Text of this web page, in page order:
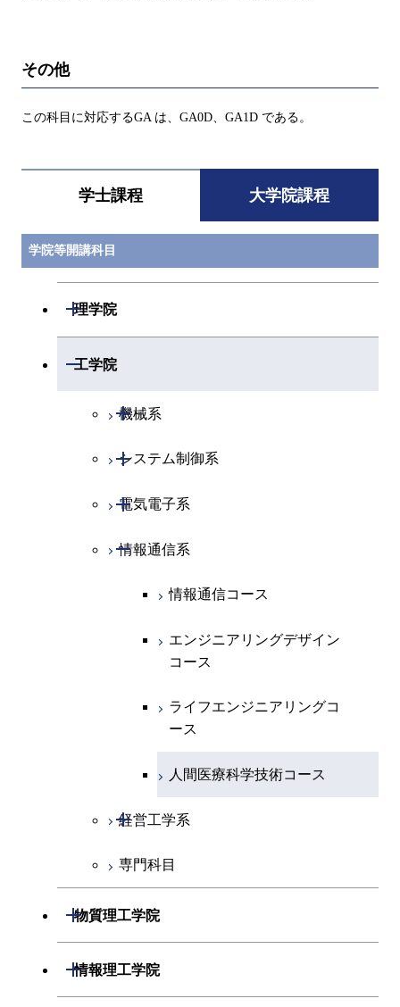
その他
この科目に対応するGA は、GA0D、GA1D である。
学士課程 大学院課程
学院等開講科目
理学院
開閉
物理学系
物理学コース
物質・情報卓越コース
化学系
化学コース
エネルギーコース
エネルギー・情報コース
物質・情報卓越コース
地球惑星科学系
地球惑星科学コース
地球生命コース
専門科目
工学院
開閉
機械系
開閉
機械コース
エネルギーコース
エネルギー・情報コース
エンジニアリングデザイン
ライフエンジニアリングコ
原子核工学コース
人間医療科学技術コース
システム制御系
開閉
システム制御コース
エンジニアリングデザイン
電気電子系
開閉
電気電子コース
エネルギーコース
エネルギー・情報コース
ース
情報通信系
開閉
情報通信コース
エンジニアリングデザイン
コース
ライフエンジニアリングコ
ース
人間医療科学技術コース
経営工学系
開閉
経営工学コース
専門科目
物質理工学院
開閉
材料系
開閉
情報理工学院
開閉